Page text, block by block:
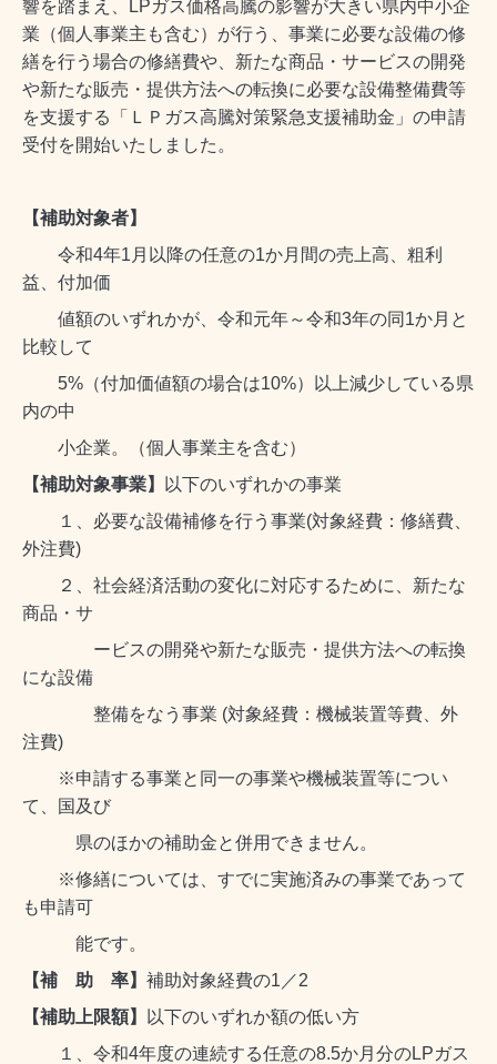
響を踏まえ、LPガス価格高騰の影響が大きい県内中小企
業（個人事業主も含む）が行う、事業に必要な設備の修
繕を行う場合の修繕費や、新たな商品・サービスの開発
や新たな販売・提供方法への転換に必要な設備整備費等
を支援する「ＬＰガス高騰対策緊急支援補助金」の申請
受付を開始いたしました。
【補助対象者】
令和4年1月以降の任意の1か月間の売上高、粗利
益、付加価
値額のいずれかが、令和元年～令和3年の同1か月と
比較して
5%（付加価値額の場合は10%）以上減少している県
内の中
小企業。（個人事業主を含む）
【補助対象事業】
以下のいずれかの事業
１、必要な設備補修を行う事業(対象経費：修繕費、
外注費)
２、社会経済活動の変化に対応するために、新たな
商品・サ
ービスの開発や新たな販売・提供方法への転換
にな設備
整備をなう事業 (対象経費：機械装置等費、外
注費)
※申請する事業と同一の事業や機械装置等につい
て、国及び
県のほかの補助金と併用できません。
※修繕については、すでに実施済みの事業であって
も申請可
能です。
【補 助 率】 補助対象経費の1／2
【補助上限額】
以下のいずれか額の低い方
１、令和4年度の連続する任意の8.5か月分のLPガス